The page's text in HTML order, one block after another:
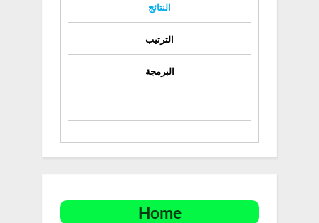
النتائج
الترتيب
البرمجة
Home